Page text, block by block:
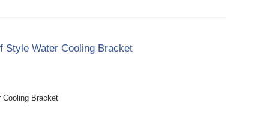
Style Water Cooling Bracket
Bracket